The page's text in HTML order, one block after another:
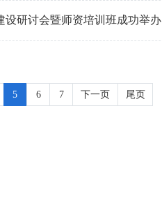
设研讨会暨师资培训班成功举办
5 6 7 下一页 尾页